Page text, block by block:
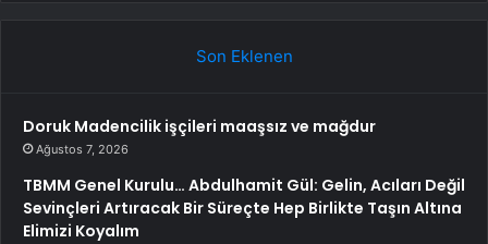
Son Eklenen
Doruk Madencilik işçileri maaşsız ve mağdur
Ağustos 7, 2026
TBMM Genel Kurulu… Abdulhamit Gül: Gelin, Acıları Değil
Sevinçleri Artıracak Bir Süreçte Hep Birlikte Taşın Altına
Elimizi Koyalım